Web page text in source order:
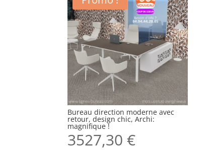
Bureau direction moderne avec
retour, design chic, Archi:
magnifique !
3527,30€